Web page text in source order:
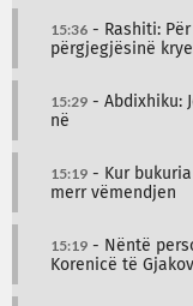
15:36 - Rashiti:
përgjegjësinë
15:29 - Abdixhiku:
në
15:19 - Kur
merr vëmendjen
15:19 - Nëntë
Korenicë të